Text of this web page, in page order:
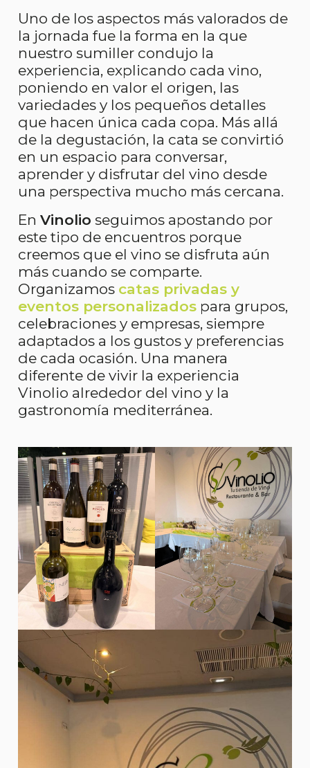
Uno de los aspectos más valorados de
la jornada fue la forma en la que
nuestro sumiller condujo la
experiencia, explicando cada vino,
poniendo en valor el origen, las
variedades y los pequeños detalles
que hacen única cada copa. Más allá
de la degustación, la cata se convirtió
en un espacio para conversar,
aprender y disfrutar del vino desde
una perspectiva mucho más cercana.
En Vinolio seguimos apostando por
este tipo de encuentros porque
creemos que el vino se disfruta aún
más cuando se comparte.
Organizamos catas privadas y
eventos personalizados para grupos,
celebraciones y empresas, siempre
adaptados a los gustos y preferencias
de cada ocasión. Una manera
diferente de vivir la experiencia
Vinolio alrededor del vino y la
gastronomía mediterránea.